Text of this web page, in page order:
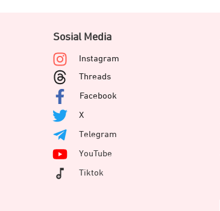
Sosial Media
Instagram
Threads
Facebook
X
Telegram
YouTube
Tiktok